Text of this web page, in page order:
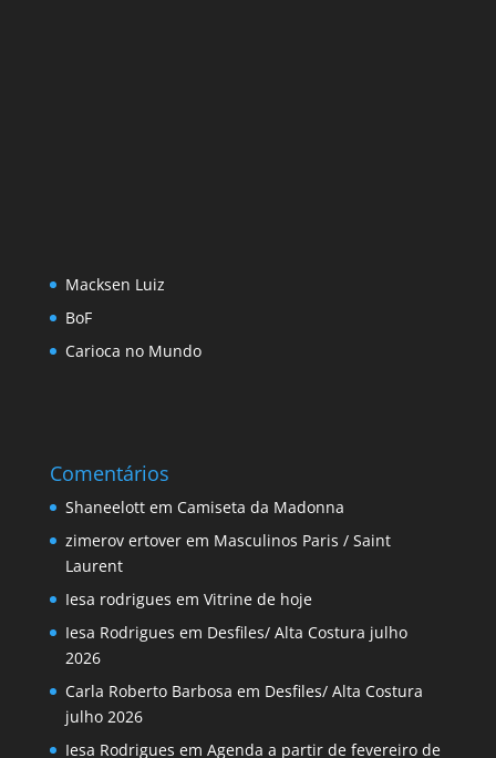
Macksen Luiz
BoF
Carioca no Mundo
Comentários
Shaneelottem Camiseta da Madonna
zimerov ertoverem Masculinos Paris / Saint
Laurent
Iesa rodrigues em Vitrine de hoje
Iesa Rodrigues em Desfiles/ Alta Costura julho
2026
Carla Roberto Barbosa em Desfiles/ Alta Costura
julho 2026
Iesa Rodrigues em Agenda a partir de fevereiro de